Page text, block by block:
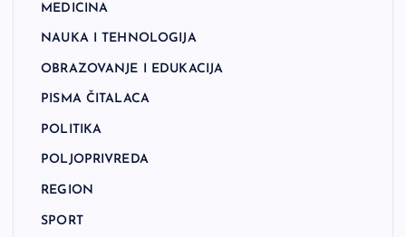
MEDICINA
NAUKA I TEHNOLOGIJA
OBRAZOVANJE I EDUKACIJA
PISMA ČITALACA
POLITIKA
POLJOPRIVREDA
REGION
SPORT